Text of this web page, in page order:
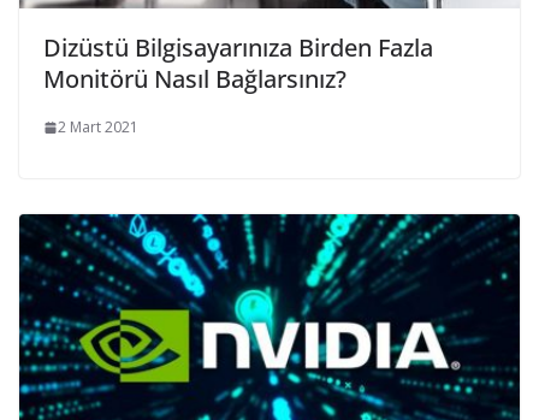
Dizüstü Bilgisayarınıza Birden Fazla
Monitörü Nasıl Bağlarsınız?
2 Mart 2021